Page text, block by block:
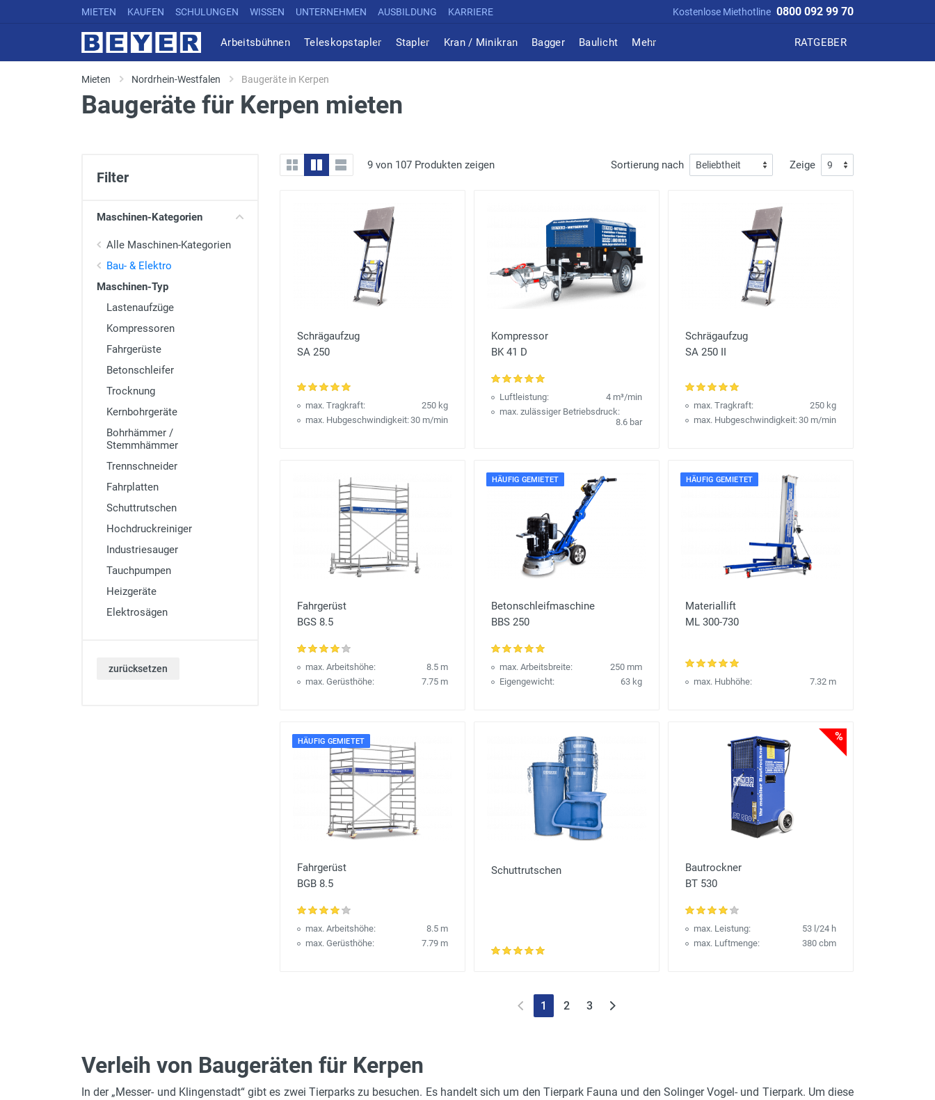
MIETEN KAUFEN SCHULUNGEN WISSEN UNTERNEHMEN AUSBILDUNG KARRIERE Kostenlose Miethotline 0800 092 99 70
Arbeitsbühnen Teleskopstapler Stapler Kran / Minikran Bagger Baulicht Mehr RATGEBER
Mieten Nordrhein-Westfalen Baugeräte in Kerpen
Baugeräte für Kerpen mieten
Filter
Maschinen-Kategorien
Alle Maschinen-Kategorien
Bau- & Elektro
Maschinen-Typ
Lastenaufzüge
Kompressoren
Fahrgerüste
Betonschleifer
Trocknung
Kernbohrgeräte
Bohrhämmer /
Stemmhämmer
Trennschneider
Fahrplatten
Schuttrutschen
Hochdruckreiniger
Industriesauger
Tauchpumpen
Heizgeräte
Elektrosägen
zurücksetzen
9 von 107 Produkten zeigen Sortierung nach Zeige
Schrägaufzug
SA 250
max. Tragkraft:
250 kg
max. Hubgeschwindigkeit:30 m/min
Kompressor
BK 41 D
Luftleistung:
4 m³/min
max. zulässiger Betriebsdruck:
8.6 bar
Schrägaufzug
SA 250 II
max. Tragkraft:
250 kg
max. Hubgeschwindigkeit:30 m/min
Fahrgerüst
BGS 8.5
max. Arbeitshöhe:
8.5 m
max. Gerüsthöhe:
7.75 m
HÄUFIG GEMIETET
Betonschleifmaschine
BBS 250
max. Arbeitsbreite:
250 mm
Eigengewicht:
63 kg
HÄUFIG GEMIETET
Materiallift
ML 300-730
max. Hubhöhe: 7.32 m
HÄUFIG GEMIETET
Fahrgerüst
BGB 8.5
max. Arbeitshöhe:
8.5 m
max. Gerüsthöhe:
7.79 m
Schuttrutschen
%
Bautrockner
BT 530
max. Leistung:
53 l/24 h
max. Luftmenge:
380 cbm
1 2 3
Verleih von Baugeräten für Kerpen
In der „Messer- und Klingenstadt“ gibt es zwei Tierparks zu besuchen. Es handelt sich um den Tierpark Fauna und den Solinger Vogel- und Tierpark. Um diese